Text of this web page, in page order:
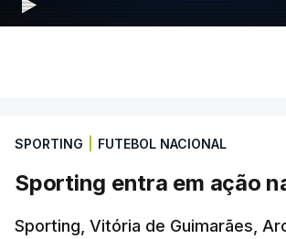
SPORTING FUTEBOL NACIONAL
Sporting entra em ação
Sporting, Vitória de Guimarães,